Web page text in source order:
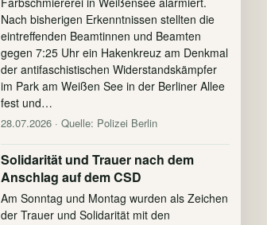
Nach bisherigen Erkenntnissen stellten die
eintreffenden Beamtinnen und Beamten
gegen 7:25 Uhr ein Hakenkreuz am Denkmal
der antifaschistischen Widerstandskämpfer
im Park am Weißen See in der Berliner Allee
fest und…
28.07.2026 · Quelle: Polizei Berlin
Solidarität und Trauer nach dem
Anschlag auf dem CSD
Am Sonntag und Montag wurden als Zeichen
der Trauer und Solidarität mit den